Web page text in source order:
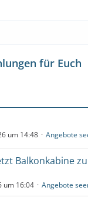
für Euch
um 14:48 Angebote
Balkonkabine
um 16:04 Angebote